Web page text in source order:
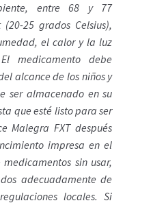
entre 68 y 77
25 grados Celsius),
el calor y la luz
medicamento debe
alcance de los niños y
ser almacenado en su
que esté listo para ser
Malegra FXT después
impresa en el
sin usar,
adecuadamente de
locales. Si